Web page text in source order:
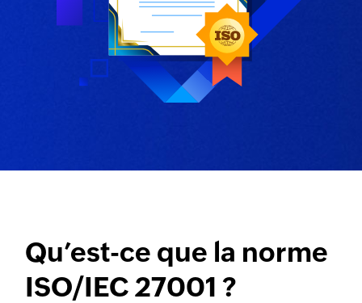
Qu’est-ce que la norme
ISO/IEC 27001 ?